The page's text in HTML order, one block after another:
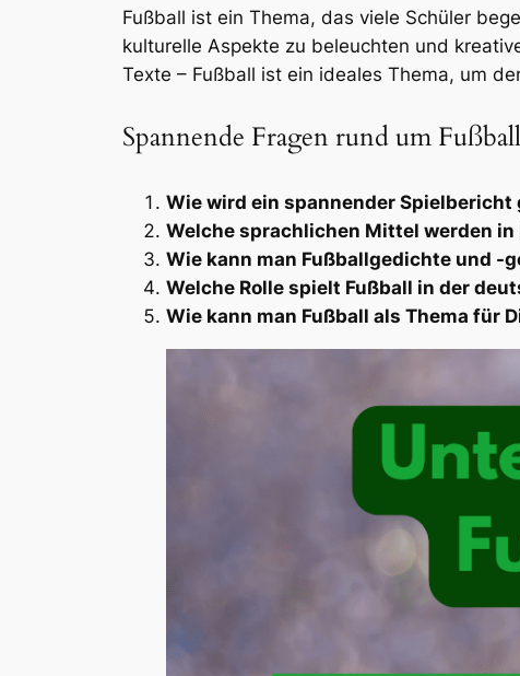
Fußball ist ein Thema, das viele Schüler
kulturelle Aspekte zu beleuchten und
Texte – Fußball ist ein ideales Thema, um
Spannende Fragen rund um
Wie wird ein spannender Spielbericht
Welche sprachlichen Mittel werden
Wie kann man Fußballgedichte und -
Welche Rolle spielt Fußball in der
Wie kann man Fußball als Thema für